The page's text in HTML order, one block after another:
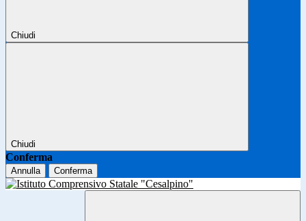
Chiudi
Chiudi
Conferma
Annulla Conferma